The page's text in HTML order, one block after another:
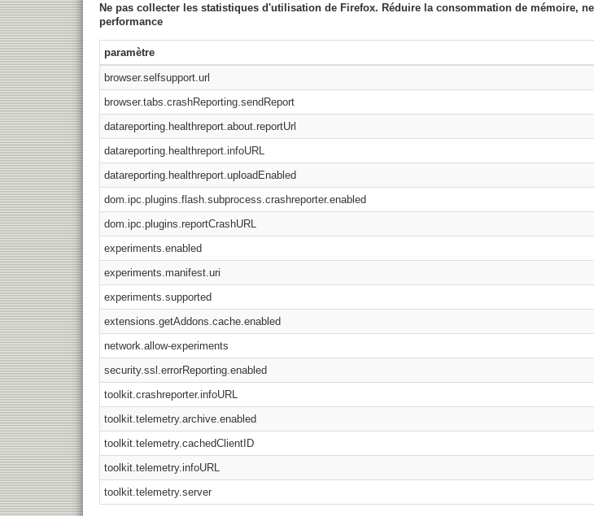
Ne pas collecter les statistiques d'utilisation de Firefox. Réduire la consommation de mémoire,
performance
paramètre
browser.selfsupport.url
browser.tabs.crashReporting.sendReport
datareporting.healthreport.about.reportUrl
datareporting.healthreport.infoURL
datareporting.healthreport.uploadEnabled
dom.ipc.plugins.flash.subprocess.crashreporter.enabled
dom.ipc.plugins.reportCrashURL
experiments.enabled
experiments.manifest.uri
experiments.supported
extensions.getAddons.cache.enabled
network.allow-experiments
security.ssl.errorReporting.enabled
toolkit.crashreporter.infoURL
toolkit.telemetry.archive.enabled
toolkit.telemetry.cachedClientID
toolkit.telemetry.infoURL
toolkit.telemetry.server